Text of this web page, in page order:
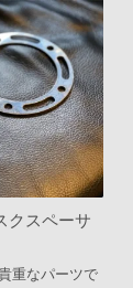
クスペーサ
重なパーツで